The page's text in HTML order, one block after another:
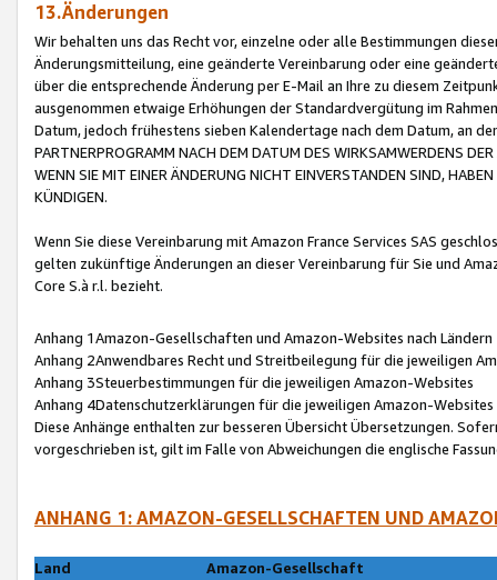
13.Änderungen
Wir behalten uns das Recht vor, einzelne oder alle Bestimmungen
Änderungsmitteilung, eine geänderte Vereinbarung oder eine
über die entsprechende Änderung per E-Mail an Ihre zu diesem
ausgenommen etwaige Erhöhungen der Standardvergütung im
Datum, jedoch frühestens sieben Kalendertage nach dem Datum, an
PARTNERPROGRAMM NACH DEM DATUM DES WIRKSAMWERDENS
WENN SIE MIT EINER ÄNDERUNG NICHT EINVERSTANDEN SIND,
KÜNDIGEN.
Wenn Sie diese Vereinbarung mit Amazon France Services SAS
gelten zukünftige Änderungen an dieser Vereinbarung für Sie und
Core S.à r.l. bezieht.
Anhang 1Amazon-Gesellschaften und Amazon-Websites nach Ländern
Anhang 2Anwendbares Recht und Streitbeilegung für die jeweiligen
Anhang 3Steuerbestimmungen für die jeweiligen Amazon-Websites
Anhang 4Datenschutzerklärungen für die jeweiligen Amazon-Websites
Diese Anhänge enthalten zur besseren Übersicht Übersetzungen.
vorgeschrieben ist, gilt im Falle von Abweichungen die englische
ANHANG 1: AMAZON-GESELLSCHAFTEN UND
Land
Amazon-Gesellschaft